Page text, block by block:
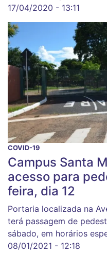
17/04/2020 - 13:11
COVID-19
Campus Santa
acesso para
feira, dia 12
Portaria localizada na
terá passagem de
sábado, em horários
08/01/2021 - 12:18